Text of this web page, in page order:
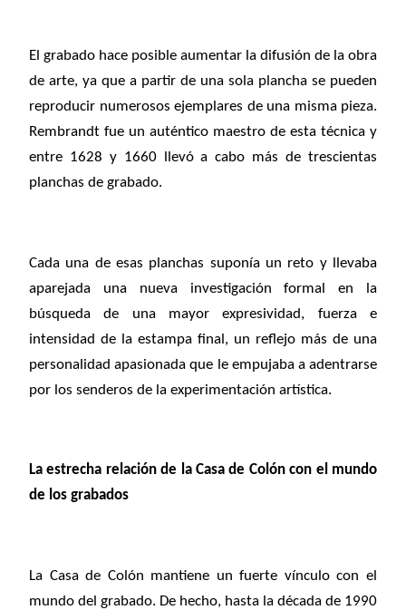
El grabado hace posible aumentar la difusión de la obra
de arte, ya que a partir de una sola plancha se pueden
reproducir numerosos ejemplares de una misma pieza.
Rembrandt fue un auténtico maestro de esta técnica y
entre 1628 y 1660 llevó a cabo más de trescientas
planchas de grabado.
Cada una de esas planchas suponía un reto y llevaba
aparejada una nueva investigación formal en la
búsqueda de una mayor expresividad, fuerza e
intensidad de la estampa final, un reflejo más de una
personalidad apasionada que le empujaba a adentrarse
por los senderos de la experimentación artística.
La estrecha relación de la Casa de Colón con el mundo
de los grabados
La Casa de Colón mantiene un fuerte vínculo con el
mundo del grabado. De hecho, hasta la década de 1990